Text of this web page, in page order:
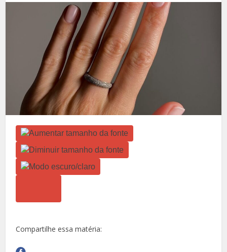
Compartilhe essa matéria: